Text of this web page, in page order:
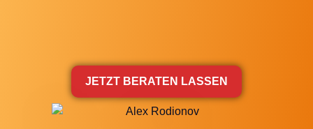
JETZT BERATEN LASSEN